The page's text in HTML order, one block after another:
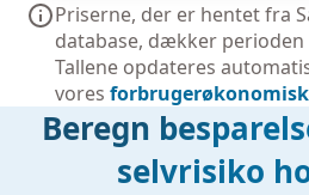
Priserne, der er hentet fra
database, dækker perioden
Tallene opdateres
vores
Beregn
selvrisiko